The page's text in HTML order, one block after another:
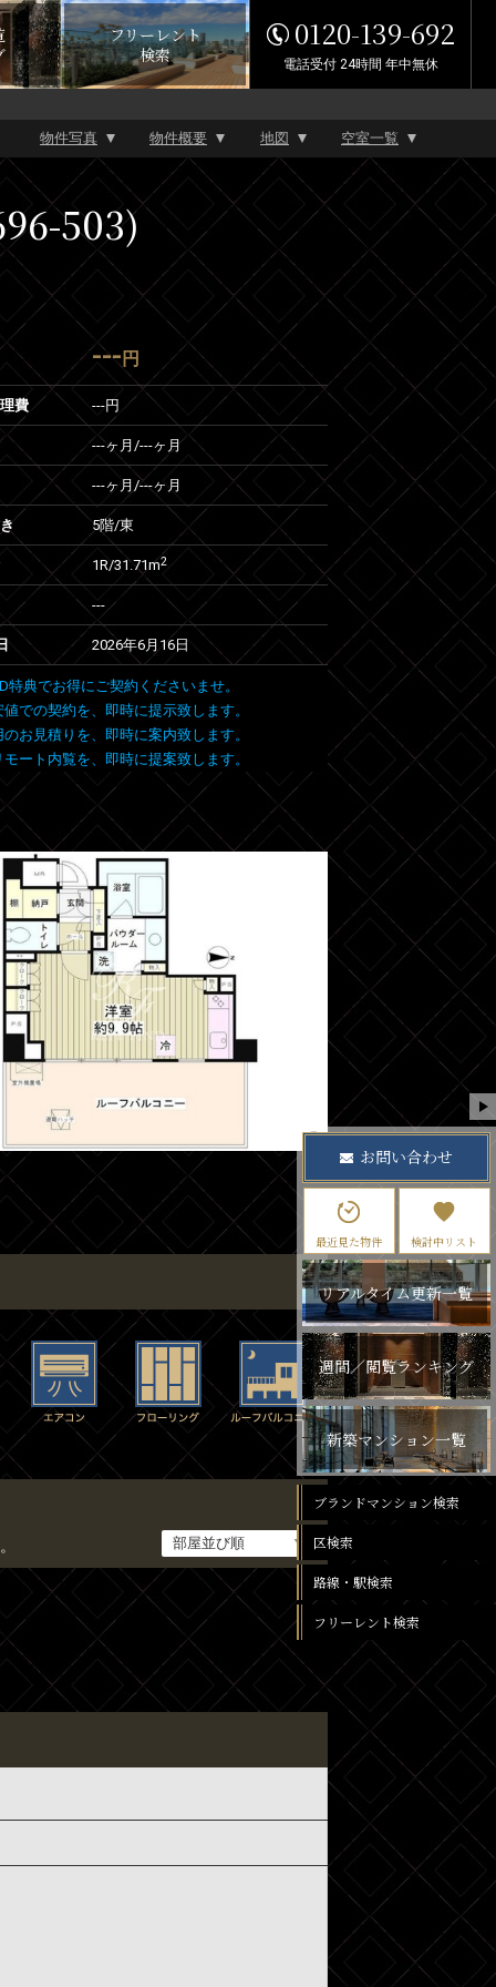
フリーレント
検索
0120-139-692
電話受付 24時間 年中無休
物件写真 物件概要 地図 空室一覧
503)
--- 円
費 ---円
---ヶ月 /---ヶ月
---ヶ月 /---ヶ月
5階/東
1R/31.71m2
---
2026年6月16日
特典でお得にご契約くださいませ。
での契約を、即時に提示致します。
お見積りを、即時に案内致します。
ート内覧を、即時に提案致します。
お問い合わせ
最近見た物件 検討中リスト
リアルタイム更新一覧
週間／閲覧ランキング
新築マンション一覧
ブランドマンション検索
区検索
路線・駅検索
フリーレント検索